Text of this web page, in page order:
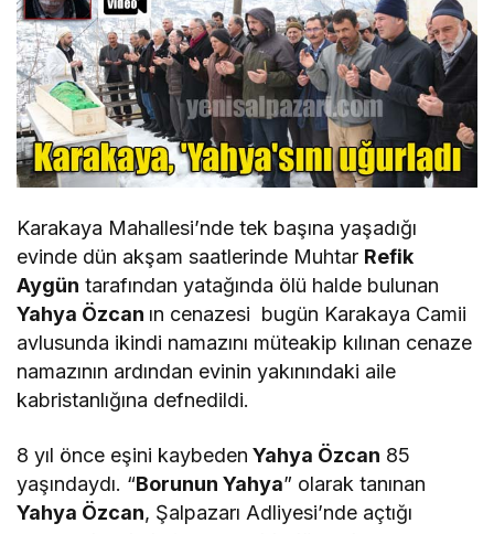
Karakaya Mahallesi’nde tek başına yaşadığı
evinde dün akşam saatlerinde Muhtar Refik
Aygün tarafından yatağında ölü halde bulunan
Yahya Özcan ın cenazesi bugün Karakaya Camii
avlusunda ikindi namazını müteakip kılınan cenaze
namazının ardından evinin yakınındaki aile
kabristanlığına defnedildi.
8 yıl önce eşini kaybeden Yahya Özcan 85
yaşındaydı. “Borunun Yahya” olarak tanınan
Yahya Özcan, Şalpazarı Adliyesi’nde açtığı